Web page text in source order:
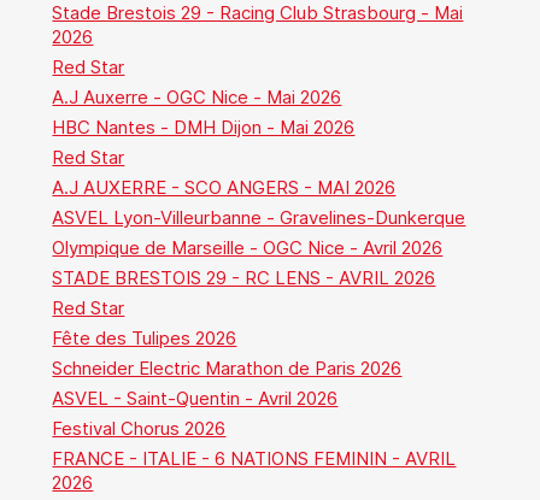
Stade Brestois 29 - Racing Club Strasbourg - Mai
2026
Red Star
A.J Auxerre - OGC Nice - Mai 2026
HBC Nantes - DMH Dijon - Mai 2026
Red Star
A.J AUXERRE - SCO ANGERS - MAI 2026
ASVEL Lyon-Villeurbanne - Gravelines-Dunkerque
Olympique de Marseille - OGC Nice - Avril 2026
STADE BRESTOIS 29 - RC LENS - AVRIL 2026
Red Star
Fête des Tulipes 2026
Schneider Electric Marathon de Paris 2026
ASVEL - Saint-Quentin - Avril 2026
Festival Chorus 2026
FRANCE - ITALIE - 6 NATIONS FEMININ - AVRIL
2026